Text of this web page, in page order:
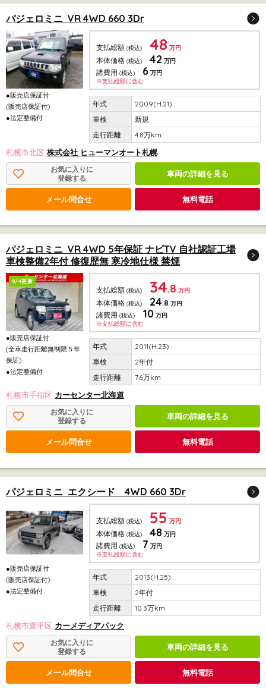
パジェロミニ VR 4WD 660 3Dr
●販売店保証付
(販売店保証付)
●法定整備付
支払総額 (税込) 48 万円
本体価格 (税込) 42 万円
諸費用 (税込) 6 万円
※支払総額に含む
2009(H.21)
新規
4.8万km
札幌市北区 株式会社 ヒューマンオート札幌
お気に入りに
登録する
車両の詳細を見る
メール問合せ 無料電話
パジェロミニ VR 4WD 5年保証 ナビTV 自社認証工場
車検整備2年付 修復歴無 寒冷地仕様 禁煙
8/4更新
●販売店保証付
(全車走行距離無制限５年
保証)
●法定整備付
支払総額 (税込) 34.8 万円
本体価格 (税込) 24.8 万円
諸費用 (税込) 10 万円
※支払総額に含む
2011(H.23)
2年付
7.6万km
札幌市手稲区 カーセンター北海道
お気に入りに
登録する
車両の詳細を見る
メール問合せ 無料電話
パジェロミニ エクシード 4WD 660 3Dr
●販売店保証付
(販売店保証付)
●法定整備付
支払総額 (税込) 55 万円
本体価格 (税込) 48 万円
諸費用 (税込) 7 万円
※支払総額に含む
2013(H.25)
2年付
10.3万km
札幌市豊平区 カーメディアパック
お気に入りに
登録する
車両の詳細を見る
メール問合せ 無料電話